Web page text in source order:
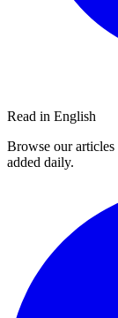
Read in English
Browse our
added daily.